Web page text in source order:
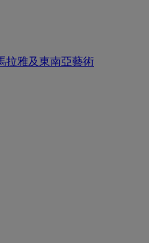
拉雅及東南亞藝術